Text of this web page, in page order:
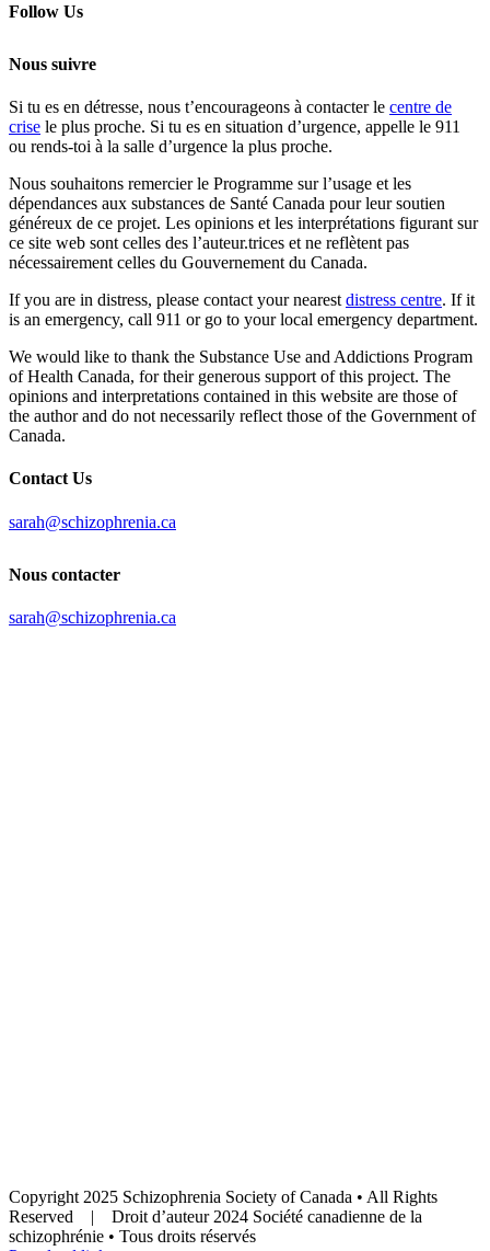
Follow Us
Nous suivre
Si tu es en détresse, nous t’encourageons à contacter le centre de
crise le plus proche. Si tu es en situation d’urgence, appelle le 911
ou rends-toi à la salle d’urgence la plus proche.
Nous souhaitons remercier le Programme sur l’usage et les
dépendances aux substances de Santé Canada pour leur soutien
généreux de ce projet. Les opinions et les interprétations figurant sur
ce site web sont celles des l’auteur.trices et ne reflètent pas
nécessairement celles du Gouvernement du Canada.
If you are in distress, please contact your nearest distress centre. If it
is an emergency, call 911 or go to your local emergency department.
We would like to thank the Substance Use and Addictions Program
of Health Canada, for their generous support of this project. The
opinions and interpretations contained in this website are those of
the author and do not necessarily reflect those of the Government of
Canada.
Contact Us
sarah@schizophrenia.ca
Nous contacter
sarah@schizophrenia.ca
Copyright 2025 Schizophrenia Society of Canada • All Rights
Reserved | Droit d’auteur 2024 Société canadienne de la
schizophrénie • Tous droits réservés